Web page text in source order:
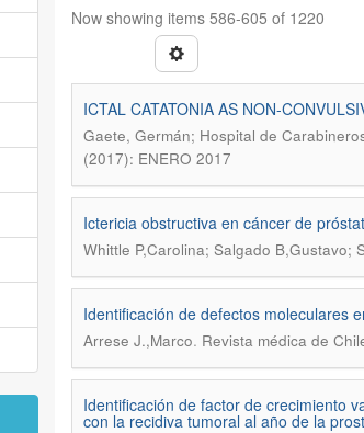
Now showing items 586-605 of 1220
ICTAL CATATONIA AS NON-
Gaete, Germán; Hospital de
(2017): ENERO 2017
Ictericia obstructiva en cáncer de
Whittle P,Carolina; Salgado B,Gustavo;
Identificación de defectos moleculares
Arrese J.,Marco. Revista médica de
Identificación de factor de crecimiento
con la recidiva tumoral al año de la